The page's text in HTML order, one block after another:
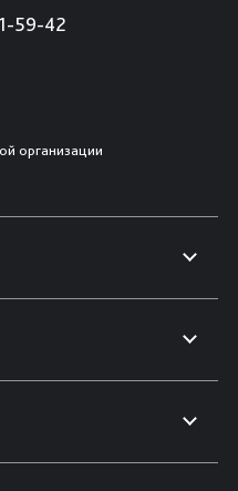
59-42
организации